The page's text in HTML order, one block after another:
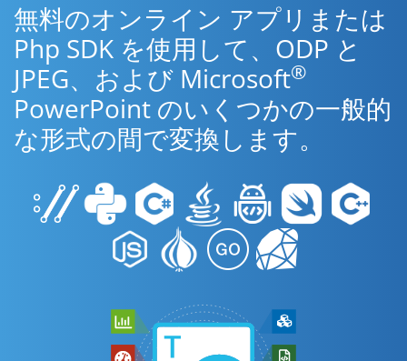
無料のオンライン アプリまたは
Php SDK を使用して、ODP と
JPEG、および Microsoft®
PowerPoint のいくつかの一般的
な形式の間で変換します。